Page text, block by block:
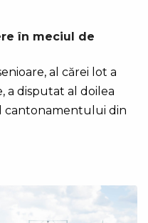
în meciul de
al cărei lot a
a disputat al doilea
cantonamentului din